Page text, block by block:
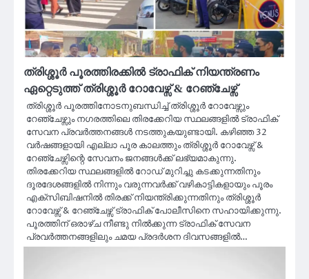
ത്രിശ്ശൂർ പൂരത്തിരക്കിൽ ട്രാഫിക് നിയന്ത്രണം
ഏറ്റെടുത്ത് ത്രിശ്ശൂർ റോവേഴ്സ് & റേഞ്ചേഴ്സ്
ത്രിശ്ശൂർ പൂരത്തിനോടനുബന്ധിച്ച് ത്രിശ്ശൂർ റോവേഴ്സും
റേഞ്ചേഴ്സും നഗരത്തിലെ തിരക്കേറിയ സ്ഥലങ്ങളിൽ ട്രാഫിക്
സേവന പ്രവർത്തനങ്ങൾ നടത്തുകയുണ്ടായി. കഴിഞ്ഞ 32
വർഷങ്ങളായി എല്ലാ പൂര കാലത്തും ത്രിശ്ശൂർ റോവേഴ്സ് &
റേഞ്ചേഴ്സിന്റെ സേവനം ജനങ്ങൾക്ക് ലഭ്യമാകുന്നു.
തിരക്കേറിയ സ്ഥലങ്ങളിൽ റോഡ് മുറിച്ചു കടക്കുന്നതിനും
ദൂരദേശങ്ങളിൽ നിന്നും വരുന്നവർക്ക് വഴികാട്ടികളായും പൂരം
എക്സിബിഷനിൽ തിരക്ക് നിയന്ത്രിക്കുന്നതിനും ത്രിശ്ശൂർ
റോവേഴ്സ് & റേഞ്ചേഴ്സ് ട്രാഫിക് പോലീസിനെ സഹായിക്കുന്നു.
പൂരത്തിന് ഒരാഴ്ച നീണ്ടു നിൽക്കുന്ന ട്രാഫിക് സേവന
പ്രവർത്തനങ്ങളിലും ചമയ പ്രദർശന ദിവസങ്ങളിൽ…